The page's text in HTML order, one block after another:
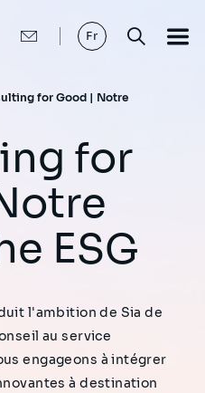
Fr
for Good | Notre
ESG
l'ambition de Sia de
au service
engageons à intégrer
à destination